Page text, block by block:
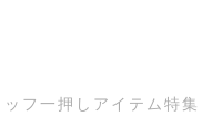
フ一押しアイテム特集